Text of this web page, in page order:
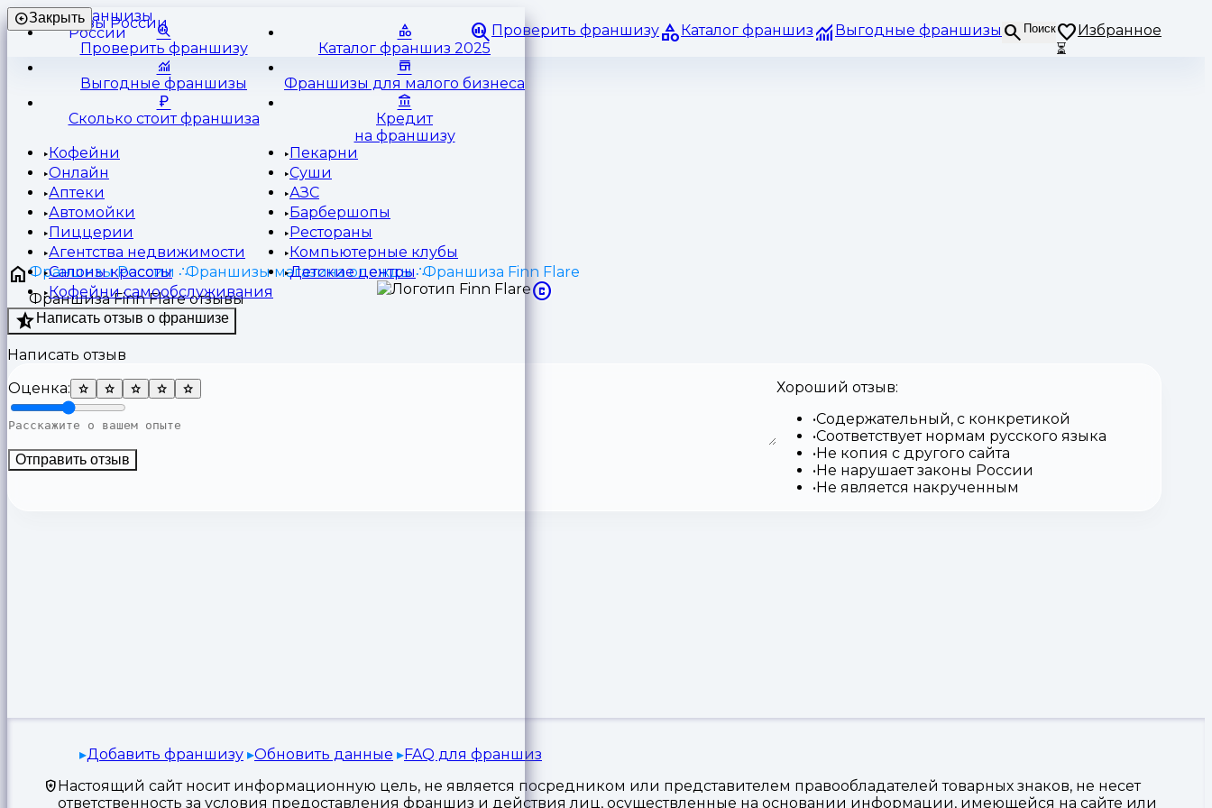
Франшизы
России
Проверить франшизу Каталог франшиз Выгодные франшизы Поиск
Избранное
⏳
Закрыть
Проверить франшизу Каталог франшиз 2025
Выгодные франшизы Франшизы для малого бизнеса
Сколько стоит франшиза
Кредит
на франшизу
Кофейни
Пекарни
Онлайн
Суши
Аптеки
АЗС
Автомойки
Барбершопы
Пиццерии
Рестораны
Агентства недвижимости
Компьютерные клубы
Салоны красоты
Детские центры
Кофейни самообслуживания
Франшизы России Франшизы магазина одежды
Франшиза Finn Flare
Франшиза Finn Flare отзывы
Написать отзыв о франшизе
Написать отзыв
Оценка:
Отправить отзыв
Хороший отзыв:
Содержательный, с конкретикой
Соответствует нормам русского языка
Не копия с другого сайта
Не нарушает законы России
Не является накрученным
Добавить франшизу Обновить данные
FAQ для франшиз
Настоящий сайт носит информационную цель, не является посредником или представителем правообладателей товарных знаков, не несет
ответственность за условия предоставления франшиз и действия лиц, осуществленные на основании информации, имеющейся на сайте или